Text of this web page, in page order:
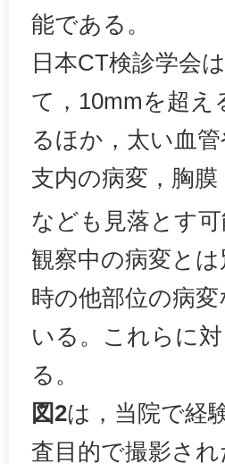
能である。
日本CT検診学会
て，10mmを超え
るほか，太い血
支内の病変，胸
なども見落とす
観察中の病変と
時の他部位の病
いる。これらに
る。
図2は，当院で経
査目的で撮影さ